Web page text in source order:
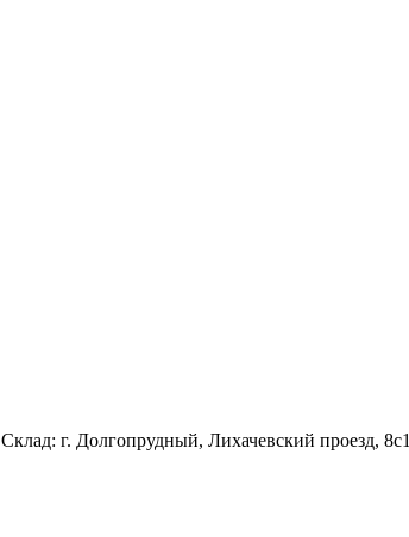
Склад: г. Долгопрудный, Лихачевский проезд, 8c1